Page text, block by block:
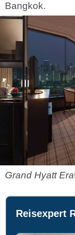
Bangkok.
Grand Hyatt
Reisexpert